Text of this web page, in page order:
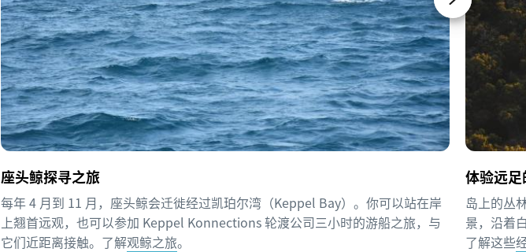
座头鲸探寻之旅
每年 4 月到 11 月，座头鲸会迁徙经过凯珀尔湾（Keppel Bay）。你可以站在岸
上翘首远观，也可以参加 Keppel Konnections 轮渡公司三小时的游船之旅，与
它们近距离接触。了解观鲸之旅。
体验远
岛上的丛
景，沿着
了解这些